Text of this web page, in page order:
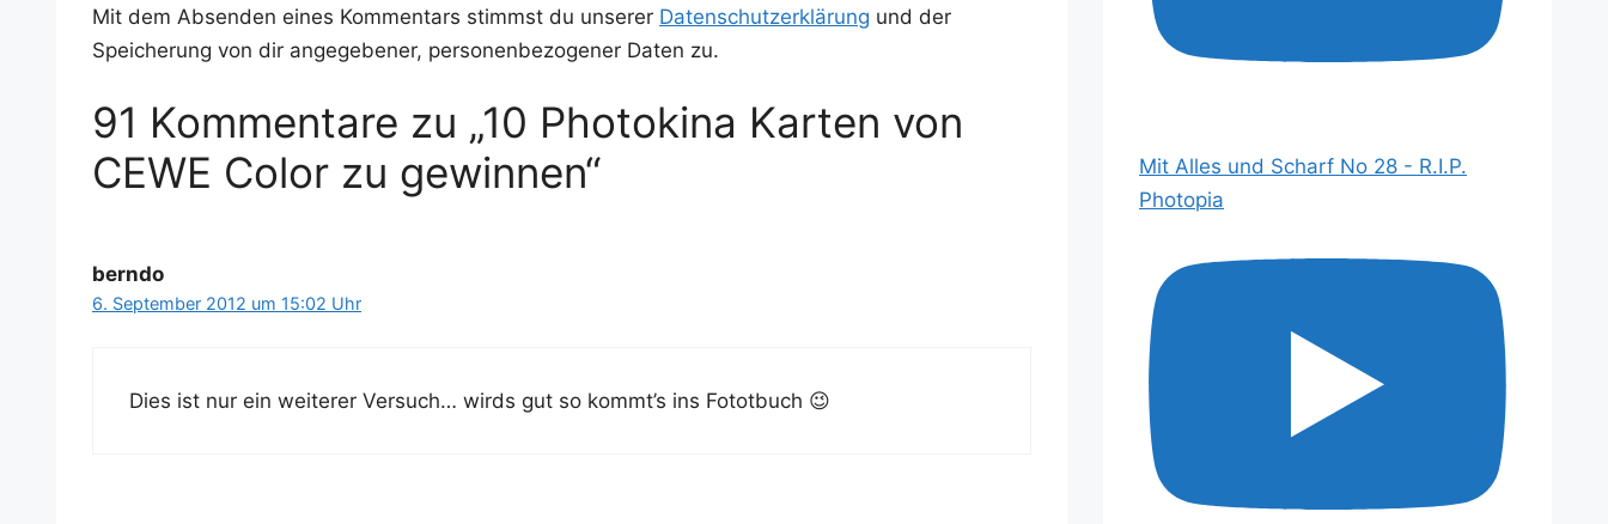
Mit dem Absenden eines Kommentars stimmst du unserer Datenschutzerklärung und der
Speicherung von dir angegebener, personenbezogener Daten zu.
91 Kommentare zu „10 Photokina Karten von
CEWE Color zu gewinnen“
berndo
6. September 2012 um 15:02 Uhr
Dies ist nur ein wei­te­rer Ver­such… wirds gut so kommt’s ins Fototbuch 😉
Mit Alles und Scharf No 28 - R.I.P.
Photopia